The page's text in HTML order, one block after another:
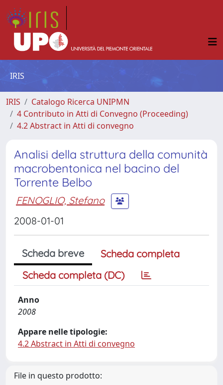
IRIS
IRIS
Catalogo Ricerca UNIPMN
4 Contributo in Atti di Convegno (Proceeding)
4.2 Abstract in Atti di convegno
Analisi della struttura della comunità
macrobentonica nel bacino del
Torrente Belbo
FENOGLIO, Stefano
2008-01-01
Scheda breve
Scheda completa
Scheda completa (DC)
Anno
2008
Appare nelle tipologie:
4.2 Abstract in Atti di convegno
File in questo prodotto: